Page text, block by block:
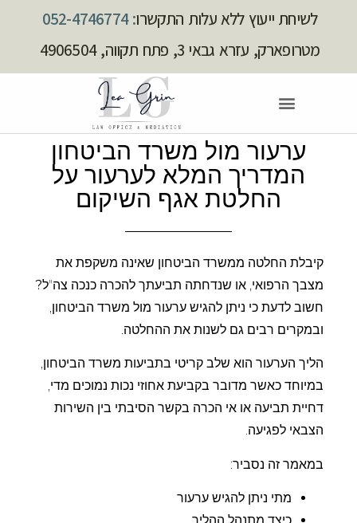
לשיחת ייעוץ ללא עלות התקשרו: 052-4746774
מטרופארק, עזרא גבאי 3, פתח תקווה, 4906504
ערעור מול משרד הביטחון
המדריך המלא לערעור על
החלטת אגף השיקום
קיבלת החלטה ממשרד הביטחון שאינה משקפת את
מצבך הרפואי, או שנדחתה תביעתך להכרה כנכה צה"ל?
חשוב לדעת כי ניתן להגיש ערעור מול משרד הביטחון,
ובמקרים רבים גם לשנות את ההחלטה.
הליך הערעור הוא שלב קריטי בתביעות משרד הביטחון,
במיוחד כאשר מדובר בקביעת אחוזי נכות נמוכים מדי,
דחיית תביעה או אי הכרה בקשר הסיבתי בין השירות
הצבאי לפגיעה.
במאמר זה נסביר:
מתי ניתן להגיש ערעור